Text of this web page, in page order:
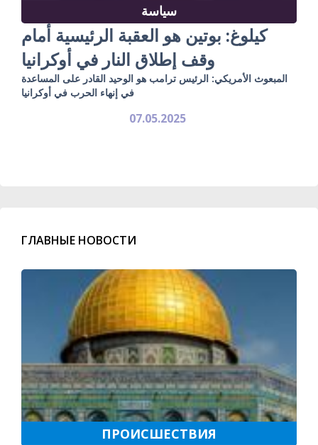
سياسة
كيلوغ: بوتين هو العقبة الرئيسية أمام
وقف إطلاق النار في أوكرانيا
المبعوث الأمريكي: الرئيس ترامب هو الوحيد القادر على المساعدة
في إنهاء الحرب في أوكرانيا
07.05.2025
ГЛАВНЫЕ НОВОСТИ
ПРОИСШЕСТВИЯ